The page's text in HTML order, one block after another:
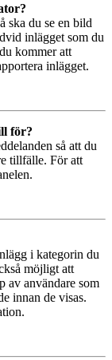
ska du se en bild
inlägget som du
kommer att
inlägget.
för?
så att du
tillfälle. För att
i kategorin du
möjligt att
av användare som
innan de visas.